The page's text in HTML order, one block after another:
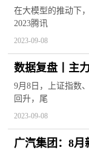
车“新智能”发展
在大模型的推动下
2023腾讯
2023-09-08
数据复盘丨主
虎榜机构抢筹
9月8日，上证指数
回升，尾
2023-09-08
广汽集团：8月